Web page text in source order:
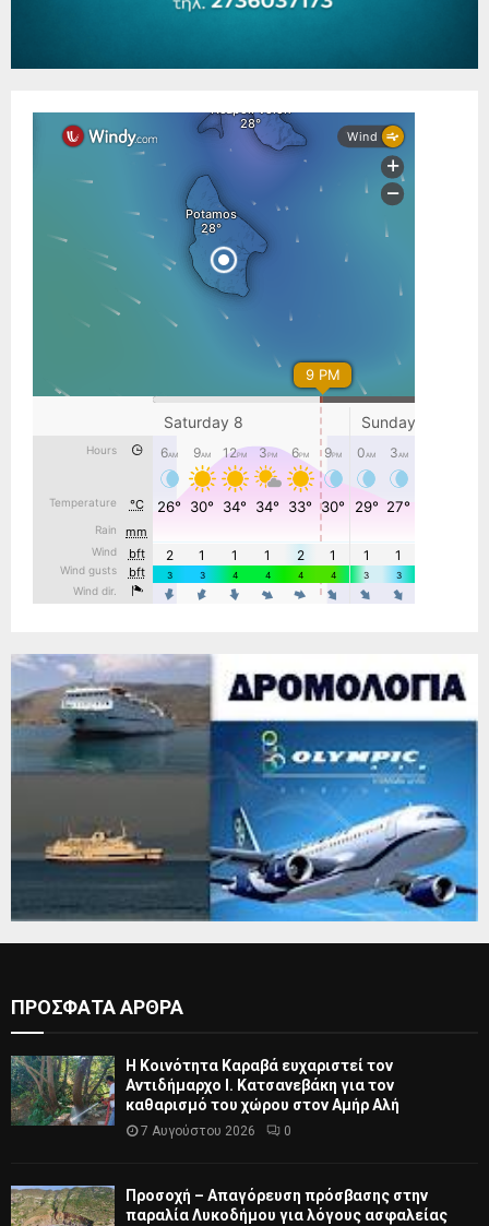
ΠΡΟΣΦΑΤΑ ΑΡΘΡΑ
Η Κοινότητα Καραβά ευχαριστεί τον
Αντιδήμαρχο Ι. Κατσανεβάκη για τον
καθαρισμό του χώρου στον Αμήρ Αλή
7 Αυγούστου 2026 0
Προσοχή – Απαγόρευση πρόσβασης στην
παραλία Λυκοδήμου για λόγους ασφαλείας